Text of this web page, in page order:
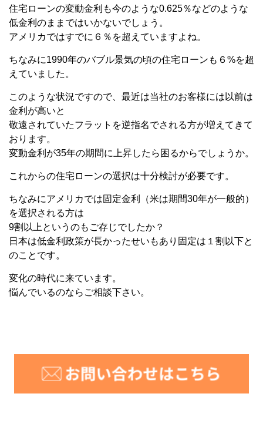
住宅ローンの変動金利も今のような0.625％などのような
低金利のままではいかないでしょう。
アメリカではすでに６％を超えていますよね。
ちなみに1990年のバブル景気の頃の住宅ローンも６%を超
えていました。
このような状況ですので、最近は当社のお客様には以前は
金利が高いと
敬遠されていたフラットを逆指名でされる方が増えてきて
おります。
変動金利が35年の期間に上昇したら困るからでしょうか。
これからの住宅ローンの選択は十分検討が必要です。
ちなみにアメリカでは固定金利（米は期間30年が一般的）
を選択される方は
9割以上というのもご存じでしたか？
日本は低金利政策が長かったせいもあり固定は１割以下と
のことです。
変化の時代に来ています。
悩んでいるのならご相談下さい。